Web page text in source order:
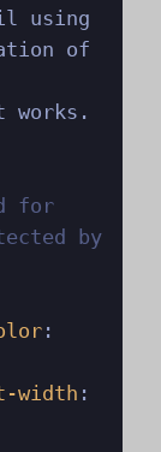
using
of
works.
for
by
:
width